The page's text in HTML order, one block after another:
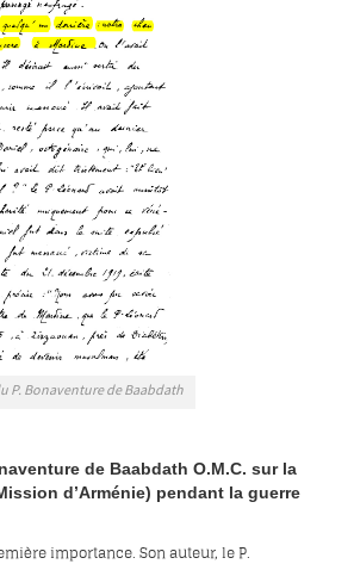
P. Bonaventure de Baabdath
de Baabdath O.M.C. sur la
d’Arménie) pendant la guerre
importance. Son auteur, le P.